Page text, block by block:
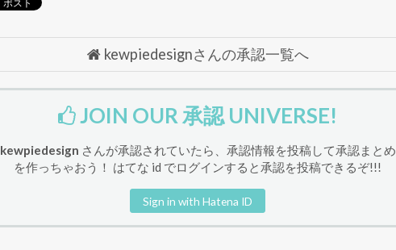
kewpiedesignさんの承認一覧へ
JOIN OUR 承認 UNIVERSE!
kewpiedesign さんが承認されていたら、承認情報を投稿して承認まとめ
を作っちゃおう！ はてな id でログインすると承認を投稿できるぞ!!!
Sign in with Hatena ID